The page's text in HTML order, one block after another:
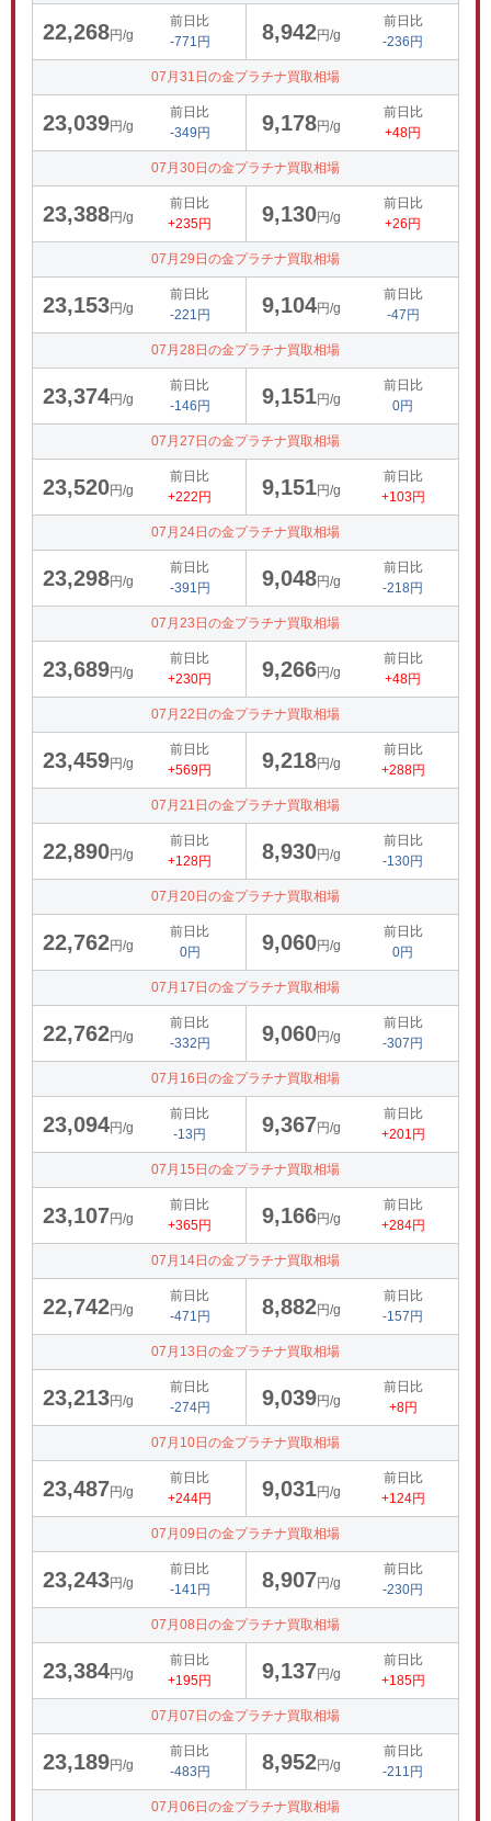
22,268円/g
前日比
-771円
8,942円/g
前日比
-236円
07月31日の金プラチナ買取相場
23,039円/g
前日比
-349円
9,178円/g
前日比
+48円
07月30日の金プラチナ買取相場
23,388円/g
前日比
+235円
9,130円/g
前日比
+26円
07月29日の金プラチナ買取相場
23,153円/g
前日比
-221円
9,104円/g
前日比
-47円
07月28日の金プラチナ買取相場
23,374円/g
前日比
-146円
9,151円/g
前日比
0円
07月27日の金プラチナ買取相場
23,520円/g
前日比
+222円
9,151円/g
前日比
+103円
07月24日の金プラチナ買取相場
23,298円/g
前日比
-391円
9,048円/g
前日比
-218円
07月23日の金プラチナ買取相場
23,689円/g
前日比
+230円
9,266円/g
前日比
+48円
07月22日の金プラチナ買取相場
23,459円/g
前日比
+569円
9,218円/g
前日比
+288円
07月21日の金プラチナ買取相場
22,890円/g
前日比
+128円
8,930円/g
前日比
-130円
07月20日の金プラチナ買取相場
22,762円/g
前日比
0円
9,060円/g
前日比
0円
07月17日の金プラチナ買取相場
22,762円/g
前日比
-332円
9,060円/g
前日比
-307円
07月16日の金プラチナ買取相場
23,094円/g
前日比
-13円
9,367円/g
前日比
+201円
07月15日の金プラチナ買取相場
23,107円/g
前日比
+365円
9,166円/g
前日比
+284円
07月14日の金プラチナ買取相場
22,742円/g
前日比
-471円
8,882円/g
前日比
-157円
07月13日の金プラチナ買取相場
23,213円/g
前日比
-274円
9,039円/g
前日比
+8円
07月10日の金プラチナ買取相場
23,487円/g
前日比
+244円
9,031円/g
前日比
+124円
07月09日の金プラチナ買取相場
23,243円/g
前日比
-141円
8,907円/g
前日比
-230円
07月08日の金プラチナ買取相場
23,384円/g
前日比
+195円
9,137円/g
前日比
+185円
07月07日の金プラチナ買取相場
23,189円/g
前日比
-483円
8,952円/g
前日比
-211円
07月06日の金プラチナ買取相場